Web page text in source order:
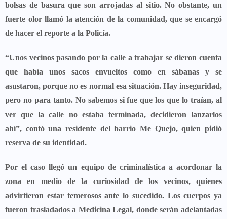
bolsas de basura que son arrojadas al sitio.No obstante, un
fuerte olor llamó la atención de la comunidad, que se encargó
de hacer el reporte a la Policía.
“Unos vecinos pasando por la calle a trabajar se dieron cuenta
que había unos sacos envueltos como en sábanas y se
asustaron, porque no es normal esa situación. Hay inseguridad,
pero no para tanto. No sabemos si fue que los que lo traían, al
ver que la calle no estaba terminada, decidieron lanzarlos
ahí”, contó una residente del barrio Me Quejo, quien pidió
reserva de su identidad.
Por el caso llegó un equipo de criminalística a acordonar la
zona en medio de la curiosidad de los vecinos, quienes
advirtieron estar temerosos ante lo sucedido. Los cuerpos ya
fueron trasladados a Medicina Legal, donde serán adelantadas